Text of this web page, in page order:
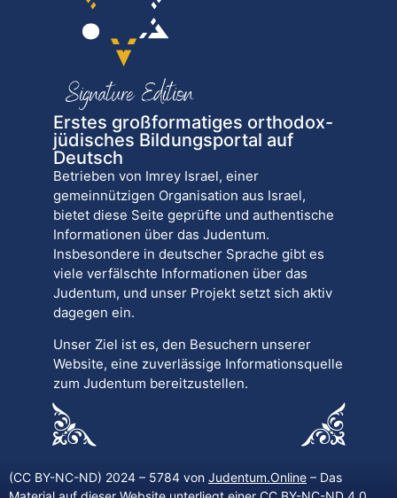
Erstes großformatiges orthodox-
jüdisches Bildungsportal auf
Deutsch
Betrieben von Imrey Israel, einer
gemeinnützigen Organisation aus Israel,
bietet diese Seite geprüfte und authentische
Informationen über das Judentum.
Insbesondere in deutscher Sprache gibt es
viele verfälschte Informationen über das
Judentum, und unser Projekt setzt sich aktiv
dagegen ein.
Unser Ziel ist es, den Besuchern unserer
Website, eine zuverlässige Informationsquelle
zum Judentum bereitzustellen.
(CC BY-NC-ND) 2024 – 5784 von Judentum.Online – Das